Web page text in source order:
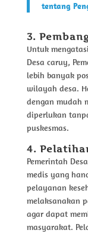
tentang
3.
Untuk
Desa caruy,
lebih banyak
wilayah desa.
dengan mudah
diperlukan
puskesmas.
4.
Pemerintah
medis yang
pelayanan
melaksanakan
agar dapat
masyarakat.